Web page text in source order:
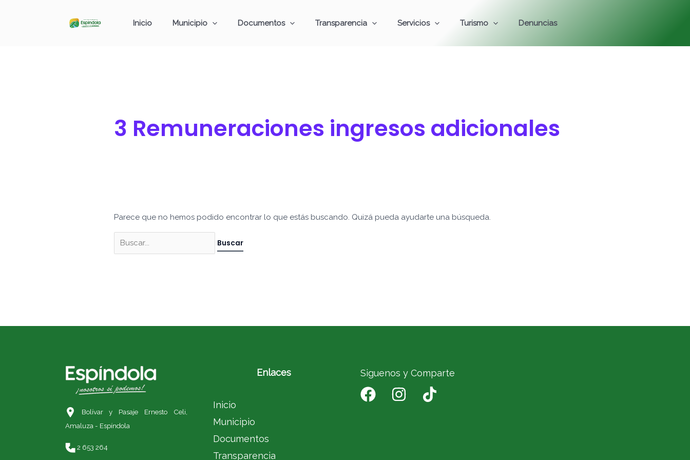
Inicio Municipio Documentos Transparencia Servicios Turismo Denuncias
3 Remuneraciones ingresos adicionales
Parece que no hemos podido encontrar lo que estás buscando. Quizá pueda ayudarte una búsqueda.
Bolívar y Pasaje Ernesto Celi,
Amaluza - Espíndola
2 653 264
Enlaces
Inicio
Municipio
Documentos
Transparencia
Siguenos y Comparte